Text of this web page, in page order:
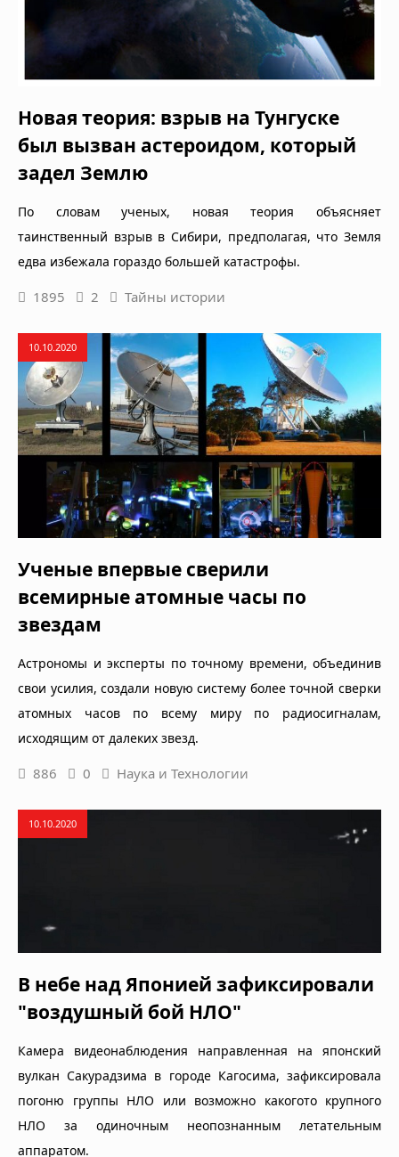
Новая теория: взрыв на Тунгуске
был вызван астероидом, который
задел Землю
По словам ученых, новая теория объясняет
таинственный взрыв в Сибири, предполагая, что Земля
едва избежала гораздо большей катастрофы.
1895 2 Тайны истории
10.10.2020
Ученые впервые сверили
всемирные атомные часы по
звездам
Астрономы и эксперты по точному времени, объединив
свои усилия, создали новую систему более точной сверки
атомных часов по всему миру по радиосигналам,
исходящим от далеких звезд.
886 0 Наука и Технологии
10.10.2020
В небе над Японией зафиксировали
"воздушный бой НЛО"
Камера видеонаблюдения направленная на японский
вулкан Сакурадзима в городе Кагосима, зафиксировала
погоню группы НЛО или возможно какогото крупного
НЛО за одиночным неопознанным летательным
аппаратом.